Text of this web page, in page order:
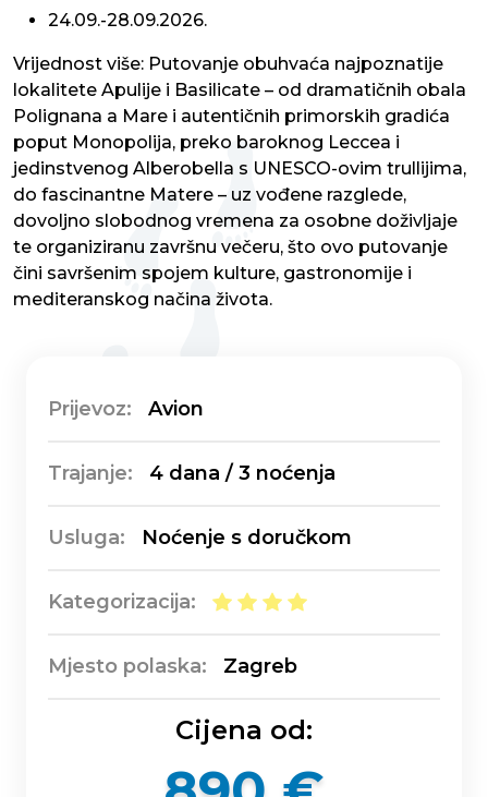
24.09.-28.09.2026.
Vrijednost više: Putovanje obuhvaća najpoznatije
lokalitete Apulije i Basilicate – od dramatičnih obala
Polignana a Mare i autentičnih primorskih gradića
poput Monopolija, preko baroknog Leccea i
jedinstvenog Alberobella s UNESCO-ovim trullijima,
do fascinantne Matere – uz vođene razglede,
dovoljno slobodnog vremena za osobne doživljaje
te organiziranu završnu večeru, što ovo putovanje
čini savršenim spojem kulture, gastronomije i
mediteranskog načina života.
Prijevoz: Avion
Trajanje: 4 dana / 3 noćenja
Usluga: Noćenje s doručkom
Kategorizacija:
Mjesto polaska: Zagreb
Cijena od: